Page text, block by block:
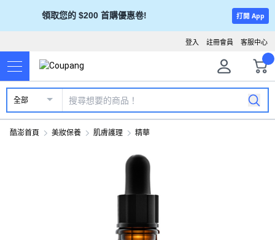
領取您的 $200 首購優惠卷! 打開 App
客服中心
註冊會員
登入
全部
酷澎首頁 美妝保養 肌膚護理 精華